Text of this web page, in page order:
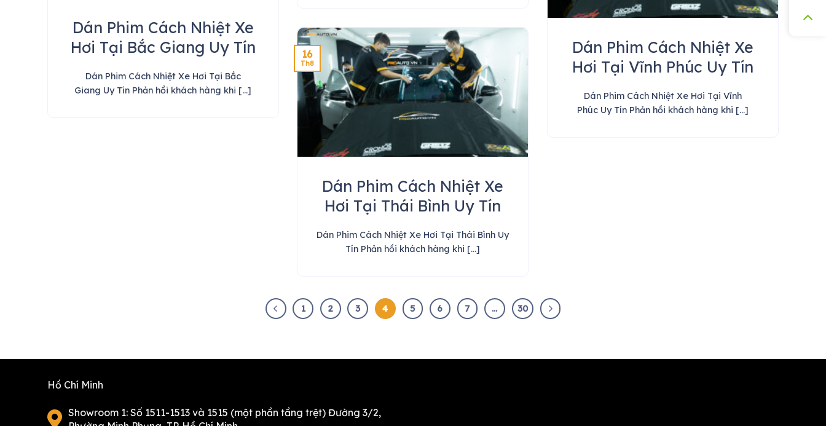
Dán Phim Cách Nhiệt Xe
Hơi Tại Bắc Giang Uy Tín
Dán Phim Cách Nhiệt Xe Hơi Tại Bắc
Giang Uy Tín Phản hồi khách hàng khi [...]
Dán Phim Cách Nhiệt Xe
Hơi Tại Vĩnh Phúc Uy Tín
Dán Phim Cách Nhiệt Xe Hơi Tại Vĩnh
Phúc Uy Tín Phản hồi khách hàng khi [...]
Dán Phim Cách Nhiệt Xe
Hơi Tại Thái Bình Uy Tín
Dán Phim Cách Nhiệt Xe Hơi Tại Thái Bình Uy
Tín Phản hồi khách hàng khi [...]
16
Th8
1 2 3 4 5 6 7 … 30
Hồ Chí Minh
Showroom 1: Số 1511-1513 và 1515 (một phần tầng trệt) Đường 3/2,